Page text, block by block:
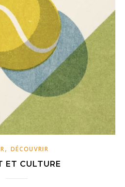
, DÉCOUVRIR
ET CULTURE